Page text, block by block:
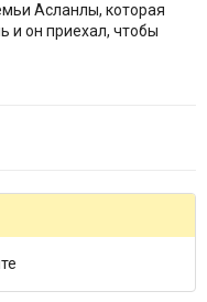
Асланлы, которая
и он приехал, чтобы